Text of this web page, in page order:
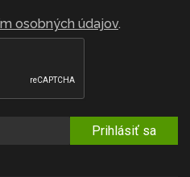
osobných údajov.
Prihlásiť sa